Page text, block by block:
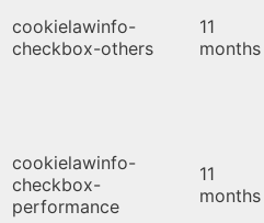
cookielawinfo-
checkbox-others
11
months
cookielawinfo-
checkbox-
performance
11
months